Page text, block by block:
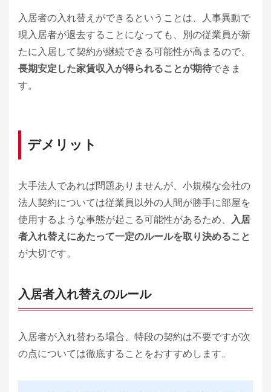
入居者の入れ替えができるということは、人事異動で
現入居者が退去することになっても、別の従業員が新
たに入居して契約が継続できる可能性が高まるので、
長期安定した家賃収入が得られることが期待できま
す。
デメリット
大手法人であれば問題ありませんが、小規模な会社の
法人契約については従業員以外の人間が勝手に部屋を
使用するような事態が起こる可能性があるため、
入居
者入れ替えにあたって一定のルールを取り決めること
が大切です。
入居者入れ替えのルール
入居者が入れ替わる場合、特段の契約は不要ですが次
の点については徹底することをおすすめします。